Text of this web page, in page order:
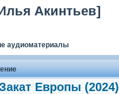
Акинтьев]
аудиоматериалы
Европы (2024)